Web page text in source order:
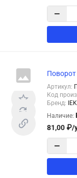
−
Артикул:
Код
Бренд:
IEK
Наличие:
81,00 ₽/
−